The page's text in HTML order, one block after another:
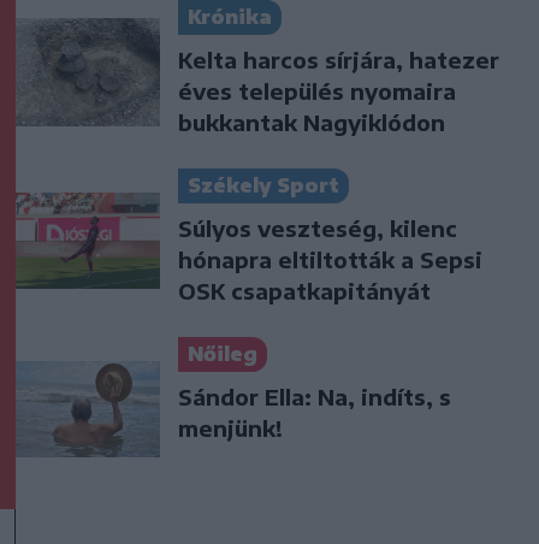
Krónika
Kelta harcos sírjára, hatezer
éves település nyomaira
bukkantak Nagyiklódon
Székely Sport
Súlyos veszteség, kilenc
hónapra eltiltották a Sepsi
OSK csapatkapitányát
Nőileg
Sándor Ella: Na, indíts, s
menjünk!